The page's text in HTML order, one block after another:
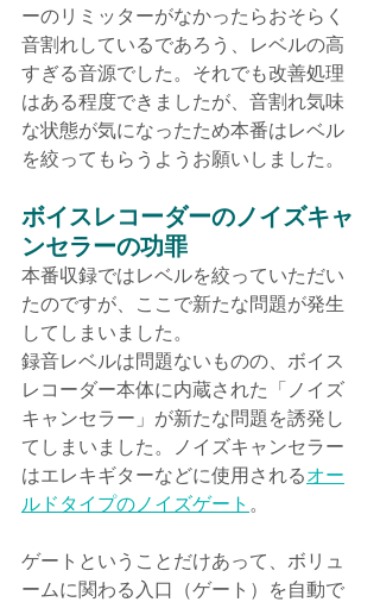
ーのリミッターがなかったらおそらく
音割れしているであろう、レベルの高
すぎる音源でした。それでも改善処理
はある程度できましたが、音割れ気味
な状態が気になったため本番はレベル
を絞ってもらうようお願いしました。
ボイスレコーダーのノイズキャ
ンセラーの功罪
本番収録ではレベルを絞っていただい
たのですが、ここで新たな問題が発生
してしまいました。
録音レベルは問題ないものの、ボイス
レコーダー本体に内蔵された「ノイズ
キャンセラー」が新たな問題を誘発し
てしまいました。ノイズキャンセラー
はエレキギターなどに使用されるオー
ルドタイプのノイズゲート 。
ゲートということだけあって、ボリュ
ームに関わる入口（ゲート）を自動で